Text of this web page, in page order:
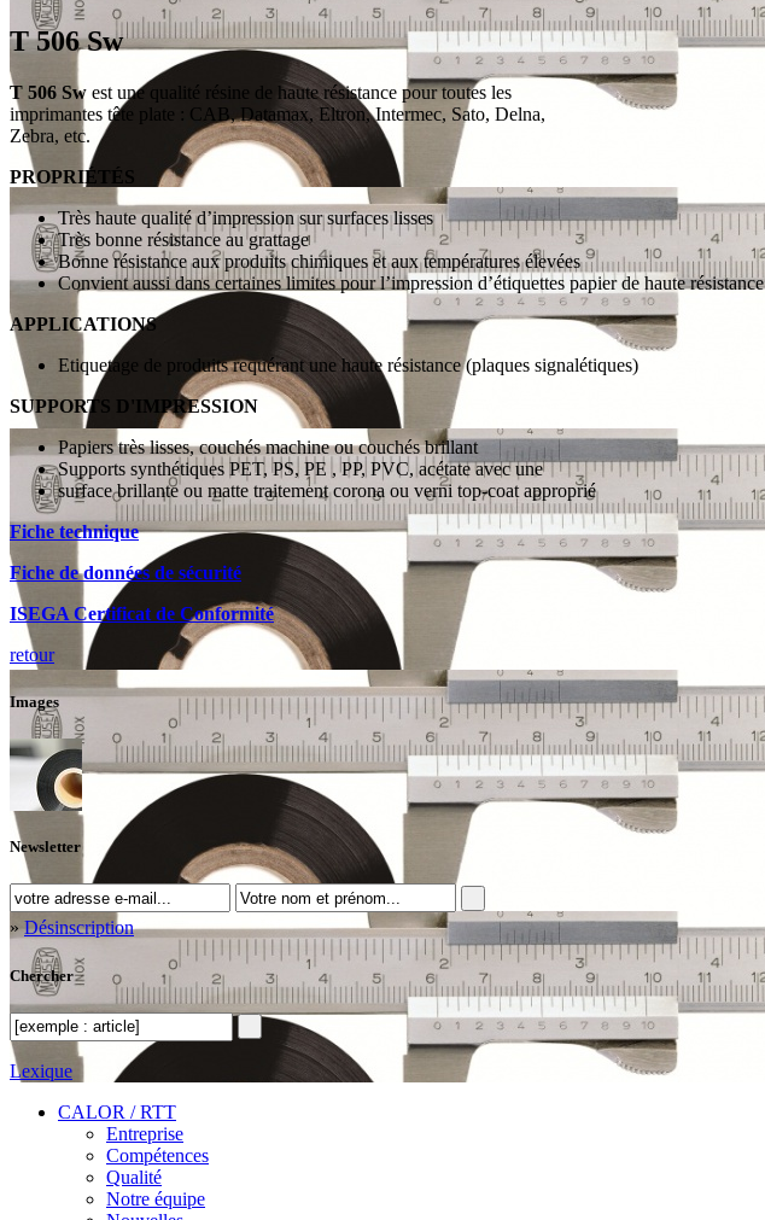
T 506 Sw
T 506 Sw est une qualité résine de haute résistance pour toutes les
imprimantes tête plate : CAB, Datamax, Eltron, Intermec, Sato, Delna,
Zebra, etc.
PROPRIÉTÉS
Très haute qualité d’impression sur surfaces lisses
Très bonne résistance au grattage
Bonne résistance aux produits chimiques et aux températures élevées
Convient aussi dans certaines limites pour l’impression d’étiquettes papier de haute résistance
APPLICATIONS
Etiquetage de produits requérant une haute résistance (plaques signalétiques)
SUPPORTS D'IMPRESSION
Papiers très lisses, couchés machine ou couchés brillant
Supports synthétiques PET, PS, PE , PP, PVC, acétate avec une
surface brillante ou matte traitement corona ou verni top-coat approprié
Fiche technique
Fiche de données de sécurité
ISEGA Certificat de Conformité
retour
Images
Newsletter
»Désinscription
Chercher
Lexique
CALOR / RTT
Entreprise
Compétences
Qualité
Notre équipe